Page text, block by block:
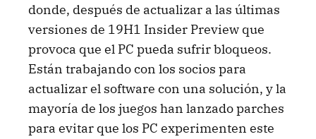
donde, después de actualizar a las últimas
versiones de 19H1 Insider Preview que
provoca que el PC pueda sufrir bloqueos.
Están trabajando con los socios para
actualizar el software con una solución, y la
mayoría de los juegos han lanzado parches
para evitar que los PC experimenten este